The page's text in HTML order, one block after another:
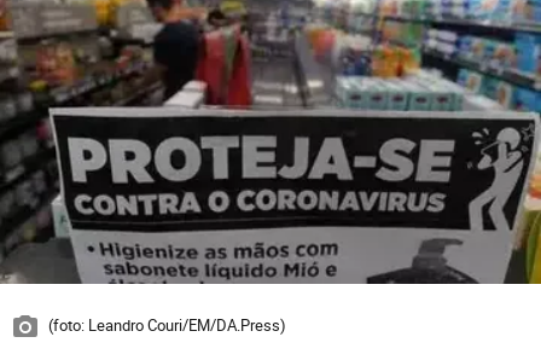
(foto: Leandro Couri/EM/DA.Press)